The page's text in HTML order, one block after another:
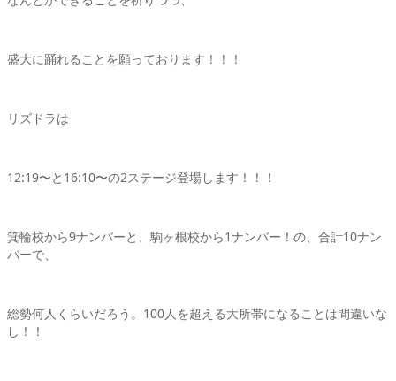
盛大に踊れることを願っております！！！
リズドラは
12:19〜と16:10〜の2ステージ登場します！！！
箕輪校から9ナンバーと、駒ヶ根校から1ナンバー！の、合計10ナン
バーで、
総勢何人くらいだろう。100人を超える大所帯になることは間違いな
し！！